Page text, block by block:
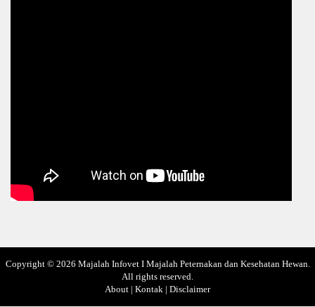
Copyright © 2026 Majalah Infovet I Majalah Peternakan dan Kesehatan Hewan.
All rights reserved.
About | Kontak | Disclaimer